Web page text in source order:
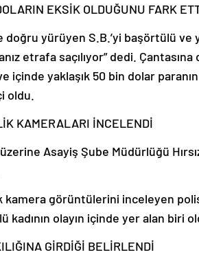
EKSİK OLDUĞUNU FARK
doğru yürüyen S.B.’yi başörtülü ve
etrafa saçılıyor” dedi.
içinde yaklaşık 50 bin dolar
oldu.
KAMERALARI İNCELENDİ
Asayiş Şube Müdürlüğü
kamera görüntülerini inceleyen
kadının olayın içinde yer alan biri
GİRDİĞİ BELİRLENDİ